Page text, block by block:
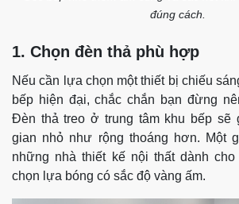
đúng cách.
1. Chọn đèn thả phù hợp
Nếu cần lựa chọn một thiết bị chiếu
bếp hiện đại, chắc chắn bạn đừng
Đèn thả treo ở trung tâm khu bếp sẽ
gian nhỏ như rộng thoáng hơn. Một
những nhà thiết kế nội thất dành
chọn lựa bóng có sắc độ vàng ấm.